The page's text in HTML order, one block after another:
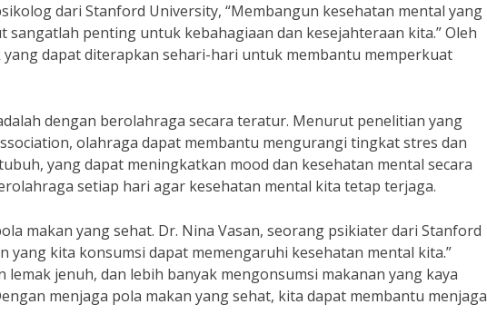
dari Stanford University, “Membangun kesehatan mental yang
penting untuk kebahagiaan dan kesejahteraan kita.” Oleh
dapat diterapkan sehari-hari untuk membantu memperkuat
dengan berolahraga secara teratur. Menurut penelitian yang
olahraga dapat membantu mengurangi tingkat stres dan
yang dapat meningkatkan mood dan kesehatan mental secara
setiap hari agar kesehatan mental kita tetap terjaga.
makan yang sehat. Dr. Nina Vasan, seorang psikiater dari Stanford
yang kita konsumsi dapat memengaruhi kesehatan mental kita.”
jenuh, dan lebih banyak mengonsumsi makanan yang kaya
menjaga pola makan yang sehat, kita dapat membantu menjaga